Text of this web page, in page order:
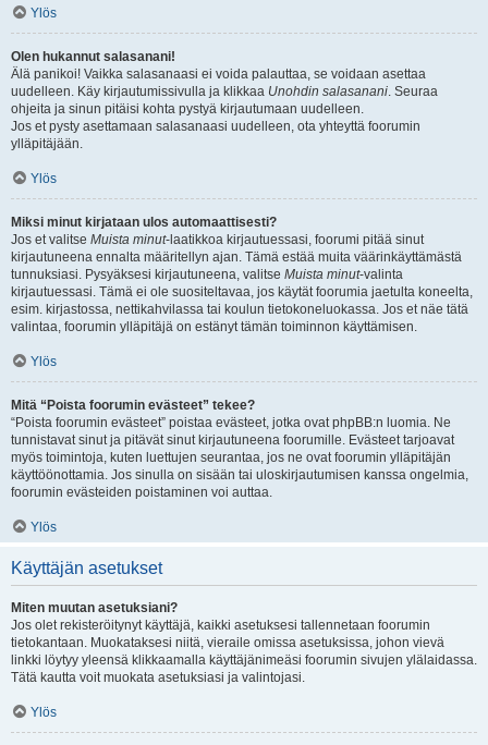
Ylös
Olen hukannut salasanani!
Älä panikoi! Vaikka salasanaasi ei voida palauttaa, se voidaan asettaa
uudelleen. Käy kirjautumissivulla ja klikkaa Unohdin salasanani. Seuraa
ohjeita ja sinun pitäisi kohta pystyä kirjautumaan uudelleen.
Jos et pysty asettamaan salasanaasi uudelleen, ota yhteyttä foorumin
ylläpitäjään.
Ylös
Miksi minut kirjataan ulos automaattisesti?
Jos et valitse Muista minut-laatikkoa kirjautuessasi, foorumi pitää sinut
kirjautuneena ennalta määritellyn ajan. Tämä estää muita väärinkäyttämästä
tunnuksiasi. Pysyäksesi kirjautuneena, valitse Muista minut-valinta
kirjautuessasi. Tämä ei ole suositeltavaa, jos käytät foorumia jaetulta koneelta,
esim. kirjastossa, nettikahvilassa tai koulun tietokoneluokassa. Jos et näe tätä
valintaa, foorumin ylläpitäjä on estänyt tämän toiminnon käyttämisen.
Ylös
Mitä “Poista foorumin evästeet” tekee?
“Poista foorumin evästeet” poistaa evästeet, jotka ovat phpBB:n luomia. Ne
tunnistavat sinut ja pitävät sinut kirjautuneena foorumille. Evästeet tarjoavat
myös toimintoja, kuten luettujen seurantaa, jos ne ovat foorumin ylläpitäjän
käyttöönottamia. Jos sinulla on sisään tai uloskirjautumisen kanssa ongelmia,
foorumin evästeiden poistaminen voi auttaa.
Ylös
Käyttäjän asetukset
Miten muutan asetuksiani?
Jos olet rekisteröitynyt käyttäjä, kaikki asetuksesi tallennetaan foorumin
tietokantaan. Muokataksesi niitä, vieraile omissa asetuksissa, johon vievä
linkki löytyy yleensä klikkaamalla käyttäjänimeäsi foorumin sivujen ylälaidassa.
Tätä kautta voit muokata asetuksiasi ja valintojasi.
Ylös